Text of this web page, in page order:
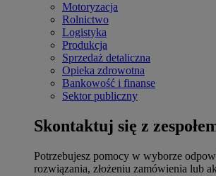
Motoryzacja
Rolnictwo
Logistyka
Produkcja
Sprzedaż detaliczna
Opieka zdrowotna
Bankowość i finanse
Sektor publiczny
Skontaktuj się z
Potrzebujesz pomocy w wyborze
rozwiązania, złożeniu zamówienia lub